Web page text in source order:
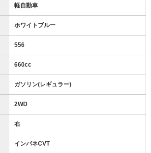
軽自動車
ホワイトブルー
556
660cc
ガソリン(レギュラー)
2WD
右
インパネCVT